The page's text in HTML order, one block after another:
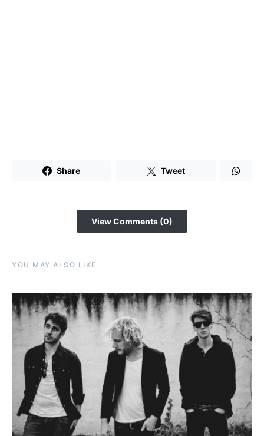
Share Tweet
View Comments (0)
YOU MAY ALSO LIKE